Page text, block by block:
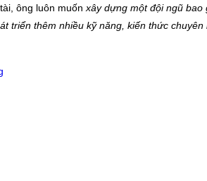
ông luôn muốn xây dựng một đội ngũ
triển thêm nhiều kỹ năng, kiến thức